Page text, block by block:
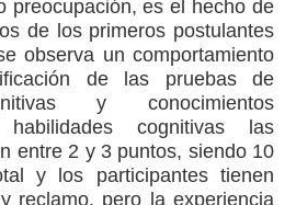
preocupación, es el hecho de
de los primeros postulantes
observa un comportamiento
de las pruebas de
y conocimientos
cognitivas las
entre 2 y 3 puntos, siendo 10
y los participantes tienen
reclamo, pero la experiencia